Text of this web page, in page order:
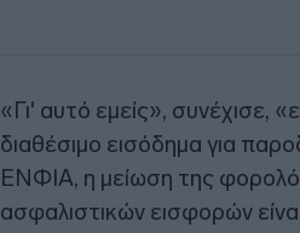
«Γι' αυτό εμείς», συνέχισε,
διαθέσιμο εισόδημα για
ΕΝΦΙΑ, η μείωση της
ασφαλιστικών εισφορών